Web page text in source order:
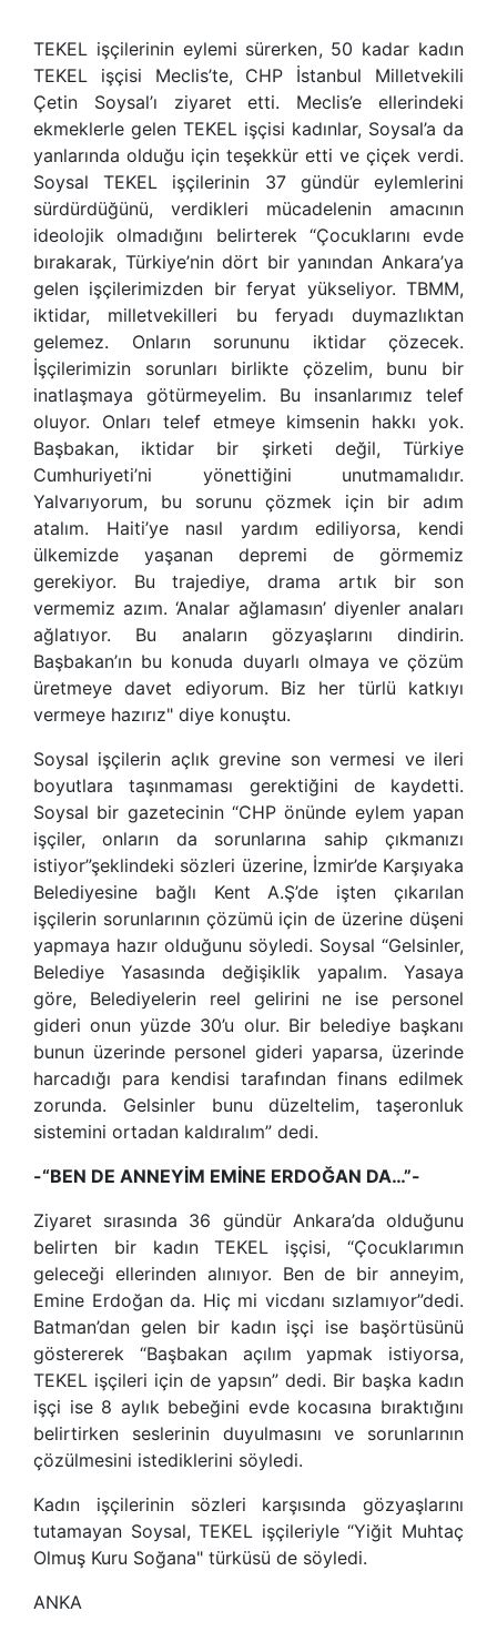
TEKEL işçilerinin eylemi sürerken, 50 kadar kadın
TEKEL işçisi Meclis’te, CHP İstanbul Milletvekili
Çetin Soysal’ı ziyaret etti. Meclis’e ellerindeki
ekmeklerle gelen TEKEL işçisi kadınlar, Soysal’a da
yanlarında olduğu için teşekkür etti ve çiçek verdi.
Soysal TEKEL işçilerinin 37 gündür eylemlerini
sürdürdüğünü, verdikleri mücadelenin amacının
ideolojik olmadığını belirterek “Çocuklarını evde
bırakarak, Türkiye’nin dört bir yanından Ankara’ya
gelen işçilerimizden bir feryat yükseliyor. TBMM,
iktidar, milletvekilleri bu feryadı duymazlıktan
gelemez. Onların sorununu iktidar çözecek.
İşçilerimizin sorunları birlikte çözelim, bunu bir
inatlaşmaya götürmeyelim. Bu insanlarımız telef
oluyor. Onları telef etmeye kimsenin hakkı yok.
Başbakan, iktidar bir şirketi değil, Türkiye
Cumhuriyeti’ni yönettiğini unutmamalıdır.
Yalvarıyorum, bu sorunu çözmek için bir adım
atalım. Haiti’ye nasıl yardım ediliyorsa, kendi
ülkemizde yaşanan depremi de görmemiz
gerekiyor. Bu trajediye, drama artık bir son
vermemiz azım. ‘Analar ağlamasın’ diyenler anaları
ağlatıyor. Bu anaların gözyaşlarını dindirin.
Başbakan’ın bu konuda duyarlı olmaya ve çözüm
üretmeye davet ediyorum. Biz her türlü katkıyı
vermeye hazırız" diye konuştu.
Soysal işçilerin açlık grevine son vermesi ve ileri
boyutlara taşınmaması gerektiğini de kaydetti.
Soysal bir gazetecinin “CHP önünde eylem yapan
işçiler, onların da sorunlarına sahip çıkmanızı
istiyor”şeklindeki sözleri üzerine, İzmir’de Karşıyaka
Belediyesine bağlı Kent A.Ş’de işten çıkarılan
işçilerin sorunlarının çözümü için de üzerine düşeni
yapmaya hazır olduğunu söyledi. Soysal “Gelsinler,
Belediye Yasasında değişiklik yapalım. Yasaya
göre, Belediyelerin reel gelirini ne ise personel
gideri onun yüzde 30’u olur. Bir belediye başkanı
bunun üzerinde personel gideri yaparsa, üzerinde
harcadığı para kendisi tarafından finans edilmek
zorunda. Gelsinler bunu düzeltelim, taşeronluk
sistemini ortadan kaldıralım” dedi.
-“BEN DE ANNEYİM EMİNE ERDOĞAN DA…”-
Ziyaret sırasında 36 gündür Ankara’da olduğunu
belirten bir kadın TEKEL işçisi, “Çocuklarımın
geleceği ellerinden alınıyor. Ben de bir anneyim,
Emine Erdoğan da. Hiç mi vicdanı sızlamıyor”dedi.
Batman’dan gelen bir kadın işçi ise başörtüsünü
göstererek “Başbakan açılım yapmak istiyorsa,
TEKEL işçileri için de yapsın” dedi. Bir başka kadın
işçi ise 8 aylık bebeğini evde kocasına bıraktığını
belirtirken seslerinin duyulmasını ve sorunlarının
çözülmesini istediklerini söyledi.
Kadın işçilerinin sözleri karşısında gözyaşlarını
tutamayan Soysal, TEKEL işçileriyle “Yiğit Muhtaç
Olmuş Kuru Soğana" türküsü de söyledi.
ANKA